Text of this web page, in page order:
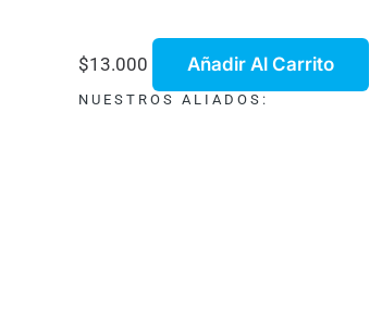
$13.000 Añadir Al Carrito
NUESTROS ALIADOS: